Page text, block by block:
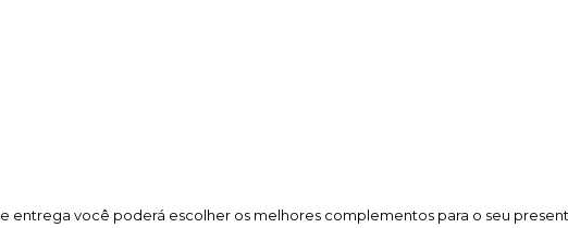
entrega você poderá escolher os melhores complementos para o seu